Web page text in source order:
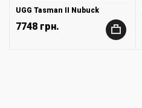
UGG Tasman II Nubuck
7748 грн. +